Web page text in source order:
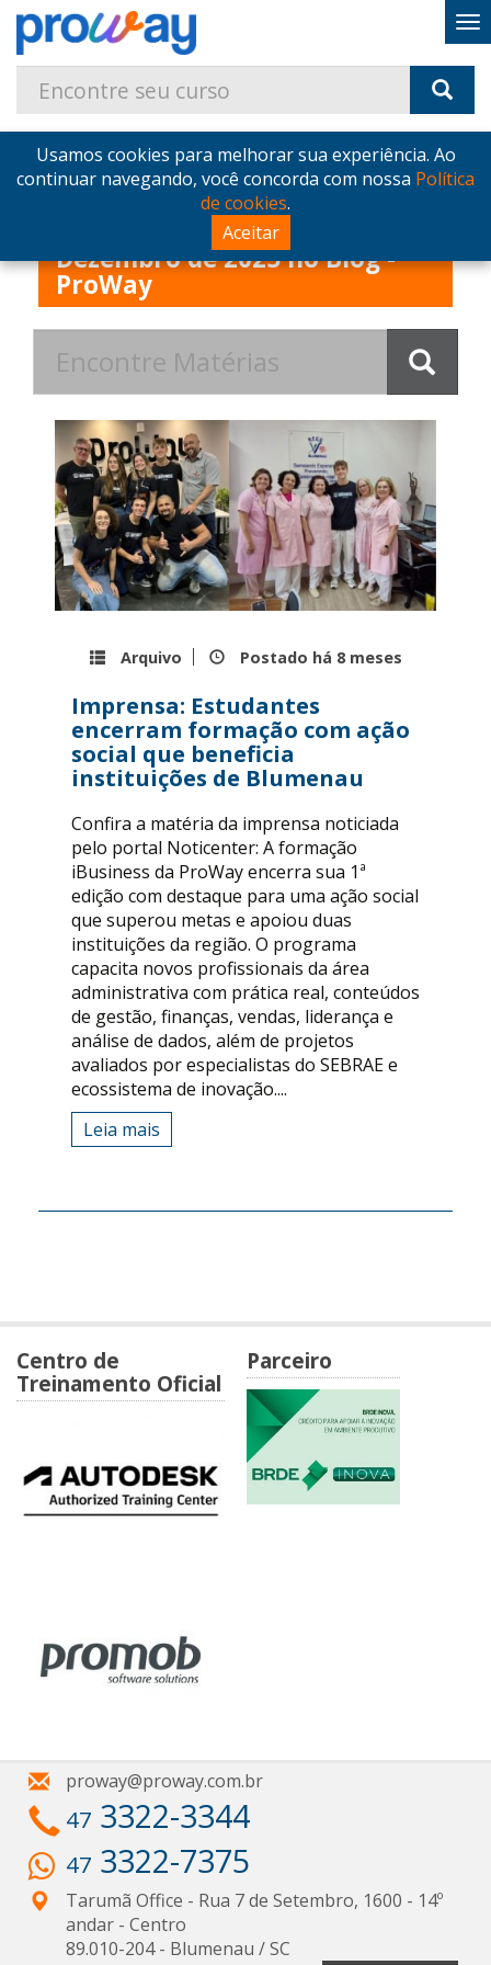
Usamos cookies para melhorar sua experiência. Ao
continuar navegando, você concorda com nossa Política
de cookies.
Aceitar
Home
Blog
Postagens de Terça, 02 de Dezembro de 2025
Postagens de Terça, 02 de
Dezembro de 2025 no Blog -
ProWay
Arquivo Postado há 8 meses
Imprensa: Estudantes
encerram formação com ação
social que beneficia
instituições de Blumenau
Confira a matéria da imprensa noticiada
pelo portal Noticenter: A formação
iBusiness da ProWay encerra sua 1ª
edição com destaque para uma ação social
que superou metas e apoiou duas
instituições da região. O programa
capacita novos profissionais da área
administrativa com prática real, conteúdos
de gestão, finanças, vendas, liderança e
análise de dados, além de projetos
avaliados por especialistas do SEBRAE e
ecossistema de inovação....
Leia mais
Centro de
Treinamento Oficial
Parceiro
proway@proway.com.br
47 3322-3344
47 3322-7375
Tarumã Office - Rua 7 de Setembro, 1600 - 14º
andar - Centro
89.010-204- Blumenau /SC